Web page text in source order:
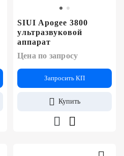
SIUI Apogee 3800
ультразвуковой
аппарат
Цена по запросу
Запросить КП
Купить